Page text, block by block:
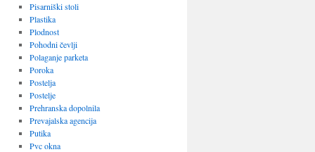
Pisarniški stoli
Plastika
Plodnost
Pohodni čevlji
Polaganje parketa
Poroka
Postelja
Postelje
Prehranska dopolnila
Prevajalska agencija
Putika
Pvc okna